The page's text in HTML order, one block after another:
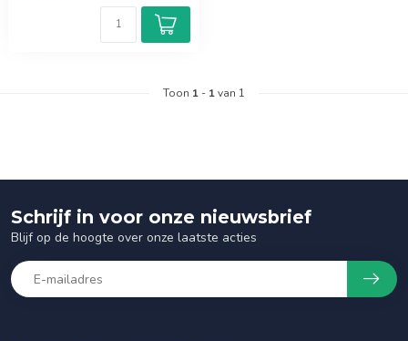
Toon 1 - 1van 1
Schrijf in voor onze nieuwsbrief
Blijf op de hoogte over onze laatste acties